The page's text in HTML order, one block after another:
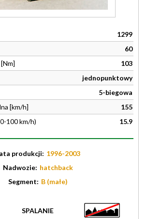
1299
60
103
jednopunktowy
5-biegowa
[km/h]
155
100 km/h)
15.9
produkcji: 1996-2003
Nadwozie: hatchback
Segment: B (małe)
SPALANIE